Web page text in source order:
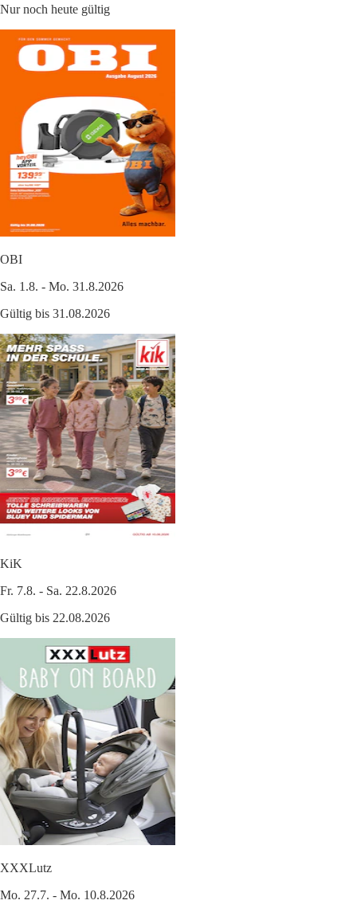
Nur noch heute gültig
OBI
Sa. 1.8. - Mo. 31.8.2026
Gültig bis 31.08.2026
KiK
Fr. 7.8. - Sa. 22.8.2026
Gültig bis 22.08.2026
XXXLutz
Mo. 27.7. - Mo. 10.8.2026